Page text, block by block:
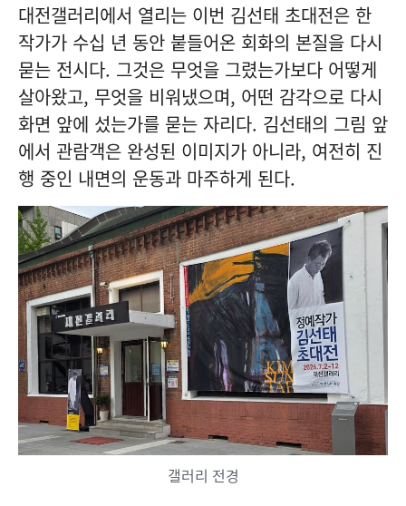
대전갤러리에서 열리는 이번 김선태 초대전은 한
작가가 수십 년 동안 붙들어온 회화의 본질을 다시
묻는 전시다. 그것은 무엇을 그렸는가보다 어떻게
살아왔고, 무엇을 비워냈으며, 어떤 감각으로 다시
화면 앞에 섰는가를 묻는 자리다. 김선태의 그림 앞
에서 관람객은 완성된 이미지가 아니라, 여전히 진
행 중인 내면의 운동과 마주하게 된다.
갤러리 전경